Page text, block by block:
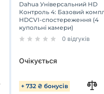
Dahua Універсальний HD
Контроль 4: Базовий
HDCVI-спостереження (4
купольні камери)
0 відгуків
Очікується
+ 732 ₴ бонусів